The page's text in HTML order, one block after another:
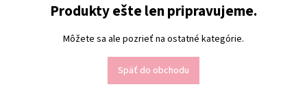
Produkty ešte len pripravujeme.
Môžete sa ale pozrieť na ostatné kategórie.
Späť do obchodu